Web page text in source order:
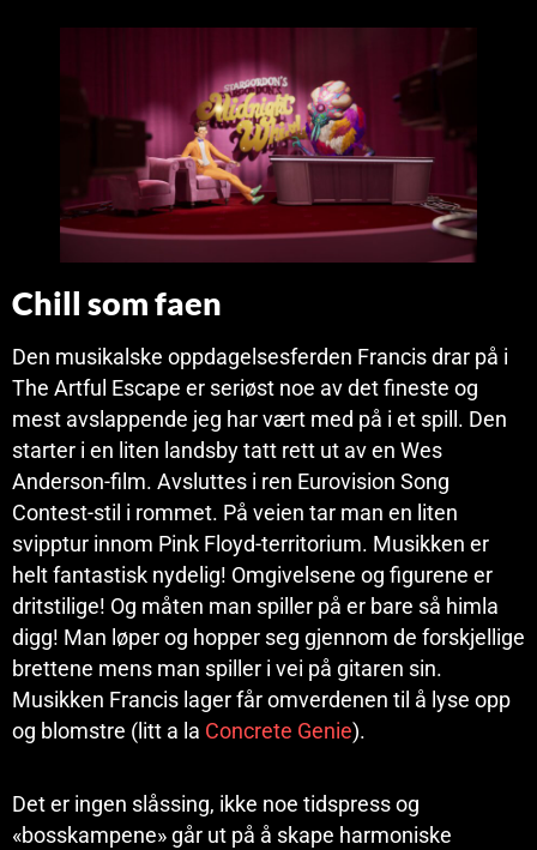
Chill som faen
Den musikalske oppdagelsesferden Francis drar på i
The Artful Escape er seriøst noe av det fineste og
mest avslappende jeg har vært med på i et spill. Den
starter i en liten landsby tatt rett ut av en Wes
Anderson-film. Avsluttes i ren Eurovision Song
Contest-stil i rommet. På veien tar man en liten
svipptur innom Pink Floyd-territorium. Musikken er
helt fantastisk nydelig! Omgivelsene og figurene er
dritstilige! Og måten man spiller på er bare så himla
digg! Man løper og hopper seg gjennom de forskjellige
brettene mens man spiller i vei på gitaren sin.
Musikken Francis lager får omverdenen til å lyse opp
og blomstre (litt a la Concrete Genie).
Det er ingen slåssing, ikke noe tidspress og
«bosskampene» går ut på å skape harmoniske